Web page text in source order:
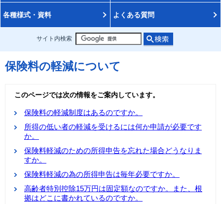
各種様式・資料 よくある質問
サイト内検索
保険料の軽減について
このページでは次の情報をご案内しています。
保険料の軽減制度はあるのですか。
所得の低い者の軽減を受けるには何か申請が必要です
か。
保険料軽減のための所得申告を忘れた場合どうなりま
すか。
保険料軽減の為の所得申告は毎年必要ですか。
高齢者特別控除15万円は固定額なのですか。また、根
拠はどこに書かれているのですか。